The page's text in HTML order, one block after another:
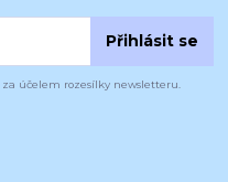
Přihlásit se
za účelem rozesílky newsletteru.